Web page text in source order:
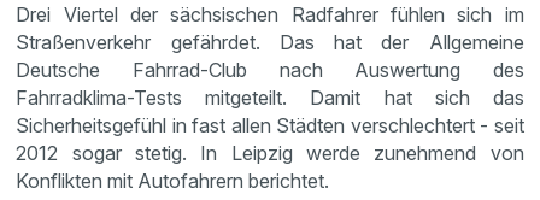
Drei Viertel der sächsischen Radfahrer fühlen sich im
Straßenverkehr gefährdet. Das hat der Allgemeine
Deutsche Fahrrad-Club nach Auswertung des
Fahrradklima-Tests mitgeteilt. Damit hat sich das
Sicherheitsgefühl in fast allen Städten verschlechtert - seit
2012 sogar stetig. In Leipzig werde zunehmend von
Konflikten mit Autofahrern berichtet.